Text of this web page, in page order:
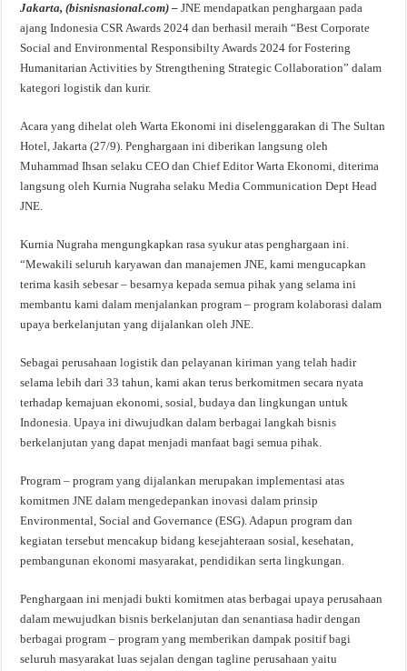
Jakarta, (bisnisnasional.com) – JNE mendapatkan penghargaan pada
ajang Indonesia CSR Awards 2024 dan berhasil meraih “Best Corporate
Social and Environmental Responsibilty Awards 2024 for Fostering
Humanitarian Activities by Strengthening Strategic Collaboration” dalam
kategori logistik dan kurir.
Acara yang dihelat oleh Warta Ekonomi ini diselenggarakan di The Sultan
Hotel, Jakarta (27/9). Penghargaan ini diberikan langsung oleh
Muhammad Ihsan selaku CEO dan Chief Editor Warta Ekonomi, diterima
langsung oleh Kurnia Nugraha selaku Media Communication Dept Head
JNE.
Kurnia Nugraha mengungkapkan rasa syukur atas penghargaan ini.
“Mewakili seluruh karyawan dan manajemen JNE, kami mengucapkan
terima kasih sebesar – besarnya kepada semua pihak yang selama ini
membantu kami dalam menjalankan program – program kolaborasi dalam
upaya berkelanjutan yang dijalankan oleh JNE.
Sebagai perusahaan logistik dan pelayanan kiriman yang telah hadir
selama lebih dari 33 tahun, kami akan terus berkomitmen secara nyata
terhadap kemajuan ekonomi, sosial, budaya dan lingkungan untuk
Indonesia. Upaya ini diwujudkan dalam berbagai langkah bisnis
berkelanjutan yang dapat menjadi manfaat bagi semua pihak.
Program – program yang dijalankan merupakan implementasi atas
komitmen JNE dalam mengedepankan inovasi dalam prinsip
Environmental, Social and Governance (ESG). Adapun program dan
kegiatan tersebut mencakup bidang kesejahteraan sosial, kesehatan,
pembangunan ekonomi masyarakat, pendidikan serta lingkungan.
Penghargaan ini menjadi bukti komitmen atas berbagai upaya perusahaan
dalam mewujudkan bisnis berkelanjutan dan senantiasa hadir dengan
berbagai program – program yang memberikan dampak positif bagi
seluruh masyarakat luas sejalan dengan tagline perusahaan yaitu